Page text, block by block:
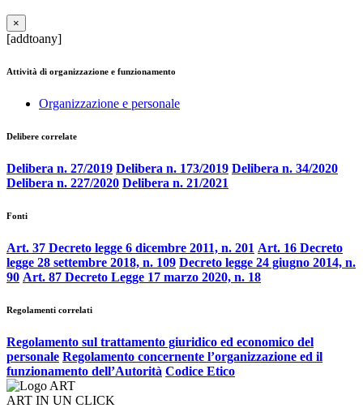
×
[addtoany]
Attività di organizzazione e funzionamento
Organizzazione e personale
Delibere correlate
Delibera n. 27/2019 Delibera n. 173/2019 Delibera n. 34/2020
Delibera n. 227/2020 Delibera n. 21/2021
Fonti
Art. 37 Decreto legge 6 dicembre 2011, n. 201 Art. 16 Decreto
legge 28 settembre 2018, n. 109 Decreto legge 24 giugno 2014, n.
90 Art. 87 Decreto Legge 17 marzo 2020, n. 18
Regolamenti correlati
Regolamento sul trattamento giuridico ed economico del
personale Regolamento concernente l’organizzazione ed il
funzionamento dell’Autorità Codice Etico
ART IN UN CLICK